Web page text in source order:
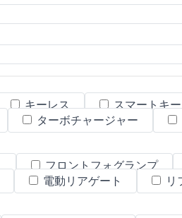
キーレス
スマートキー
ターボチャージャー
フロントフォグランプ
電動リアゲート
リ